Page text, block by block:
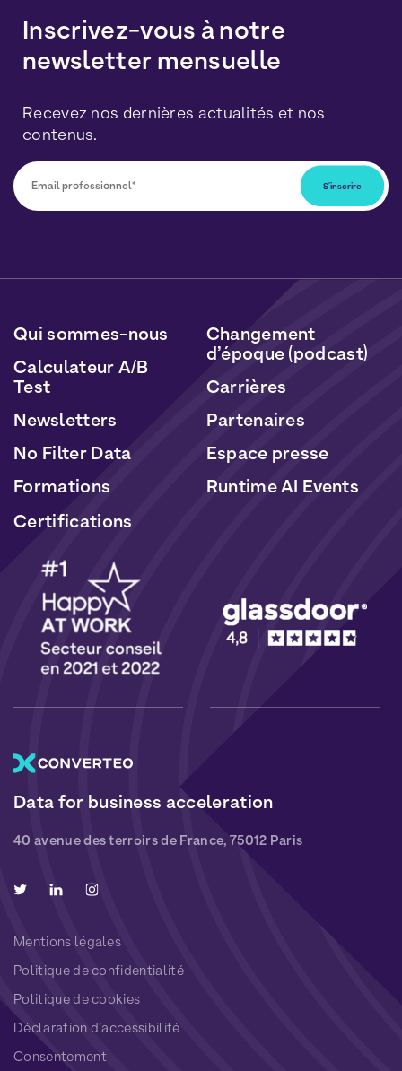
Inscrivez-vous à notre
newsletter mensuelle
Recevez nos dernières actualités et nos
contenus.
données seront traitées conformément à notre
et deCookies
Data for business acceleration
40 avenue des terroirs de France, 75012 Paris
Qui sommes-nous
Calculateur A/B
Test
Newsletters
No Filter Data
Formations
Changement
d’époque (podcast)
Carrières
Partenaires
Espace presse
Runtime AI Events
Certifications
Mentions légales
Politique de confidentialité
Politique de cookies
Déclaration d’accessibilité
Consentement